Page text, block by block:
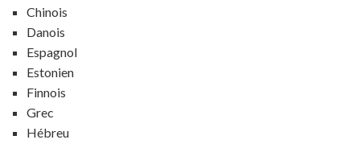
Chinois
Danois
Espagnol
Estonien
Finnois
Grec
Hébreu